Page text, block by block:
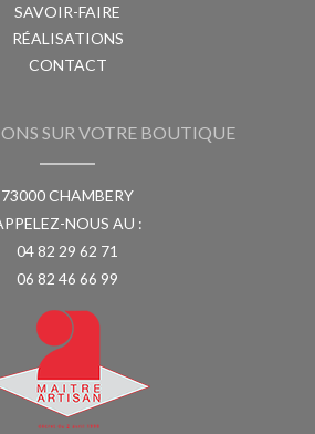
SAVOIR-FAIRE
RÉALISATIONS
CONTACT
SUR VOTRE BOUTIQUE
73000 CHAMBERY
NOUS AU :
04 82 29 62 71
06 82 46 66 99